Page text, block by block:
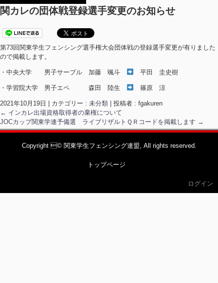
関カレの団体戦登録選手変更のお知らせ
第73回関東学生フェンシング選手権大会団体戦の登録選手変更が有りました
ので掲載します。
・中央大学 男子サーブル 加藤 颯斗 平田 圭史樹
・学習院大学 男子エペ 森田 陸生 篠原 涼
2021年10月19日 カテゴリー : 未分類
投稿者 : fgakuren
← インカレ出場資格取得者の棄権について
JOCカップ関東学連予備選 ライブリザルトＱＲコードを掲載します →
Copyright © 関東学生フェンシング連盟, All rights reserved.
トップページ
ログイン